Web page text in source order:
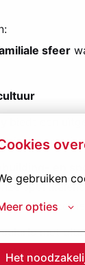
gebruiken
opties
Het
sfeer
integreren in
en
van het
met